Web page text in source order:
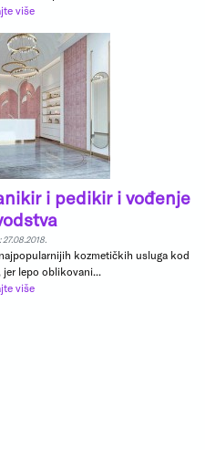
više
i pedikir i vođenje
kozmetičkih usluga kod
lepo oblikovani...
više